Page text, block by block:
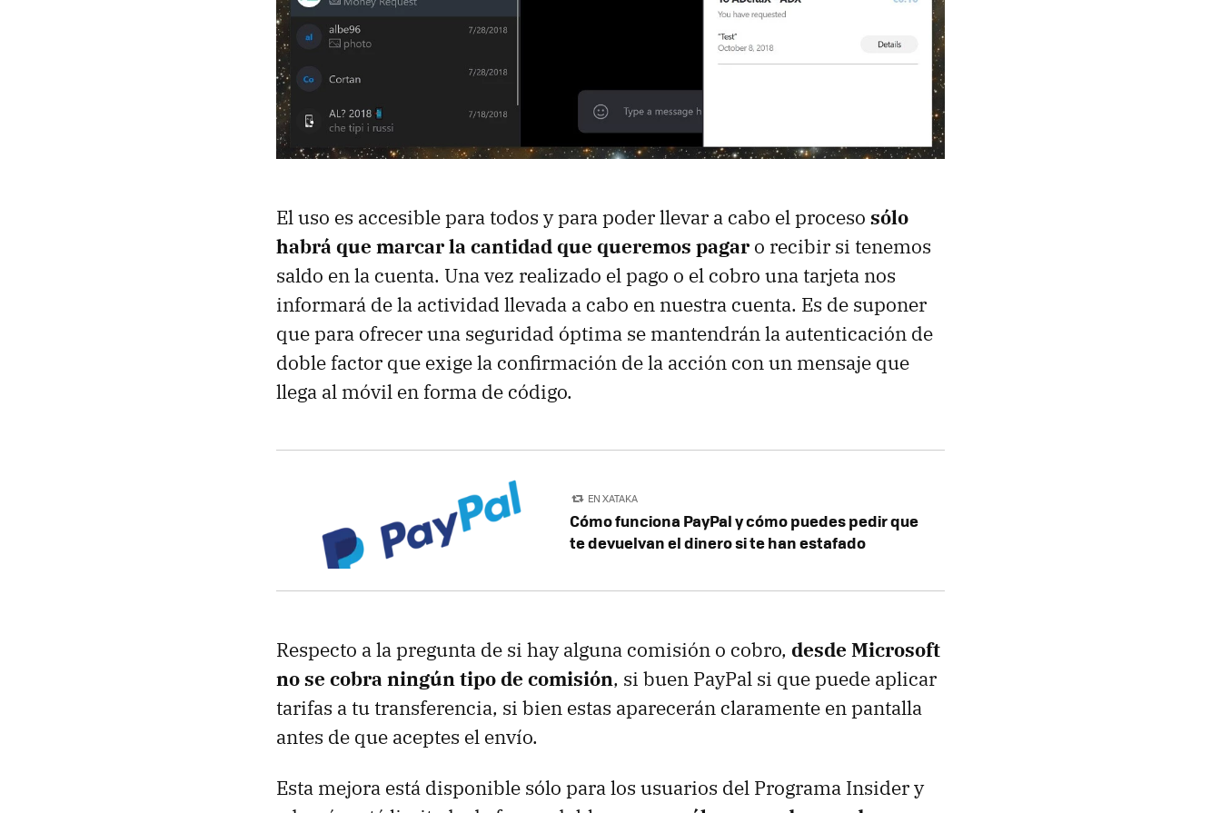
El uso es accesible para todos y para poder llevar a cabo el proceso sólo
habrá que marcar la cantidad que queremos pagar o recibir si tenemos
saldo en la cuenta. Una vez realizado el pago o el cobro una tarjeta nos
informará de la actividad llevada a cabo en nuestra cuenta. Es de suponer
que para ofrecer una seguridad óptima se mantendrán la autenticación de
doble factor que exige la confirmación de la acción con un mensaje que
llega al móvil en forma de código.
EN XATAKA
Cómo funciona PayPal y cómo puedes pedir que
te devuelvan el dinero si te han estafado
Respecto a la pregunta de si hay alguna comisión o cobro, desde Microsoft
no se cobra ningún tipo de comisión, si buen PayPal si que puede aplicar
tarifas a tu transferencia, si bien estas aparecerán claramente en pantalla
antes de que aceptes el envío.
Esta mejora está disponible sólo para los usuarios del Programa Insider y